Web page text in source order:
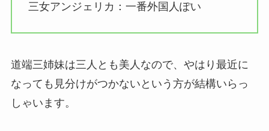
三女アンジェリカ：一番外国人ぽい
道端三姉妹は三人とも美人なので、やはり最近に
なっても見分けがつかないという方が結構いらっ
しゃいます。